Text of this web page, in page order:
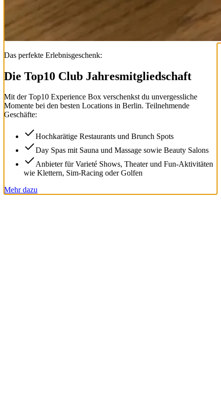
Das perfekte Erlebnisgeschenk:
Die Top10 Club Jahresmitgliedschaft
Mit derTop10 Experience Box verschenkst du unvergessliche
Momente bei den besten Locations in Berlin. Teilnehmende
Geschäfte:
Hochkarätige Restaurants und Brunch Spots
Day Spas mit Sauna und Massage sowie Beauty Salons
Anbieter für Varieté Shows, Theater und Fun-Aktivitäten
wie Klettern, Sim-Racing oder Golfen
Mehr dazu